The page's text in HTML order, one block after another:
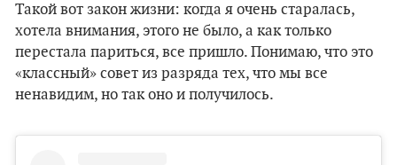
Такой вот закон жизни: когда я очень старалась,
хотела внимания, этого не было, а как только
перестала париться, все пришло. Понимаю, что это
«классный» совет из разряда тех, что мы все
ненавидим, но так оно и получилось.